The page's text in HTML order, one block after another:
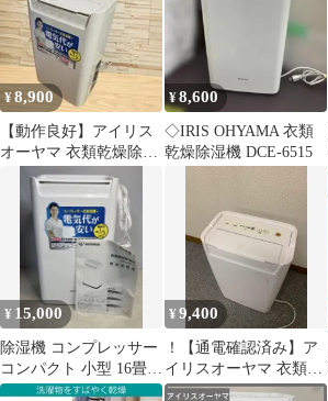
¥8,900
​【動作良好】アイリス
オーヤマ 衣類乾燥除湿
機 DCE-6515 2017年製
¥8,600
◇IRIS OHYAMA 衣類
乾燥除湿機 DCE-6515
¥ 15,000
除湿機 コンプレッサー
コンパクト 小型 16畳
DCE-6515 2024年製
¥9,400
！【通電確認済み】ア
イリスオーヤマ 衣類乾
燥除湿機 DCE-6515